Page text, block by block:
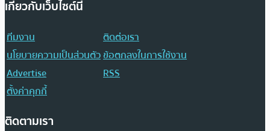
เกี่ยวกับเว็บไซต์นี้
ทีมงาน
ติดต่อเรา
นโยบายความเป็นส่วนตัวข้อตกลงในการใช้งาน
Advertise
RSS
ตั้งค่าคุกกี้
ติดตามเรา